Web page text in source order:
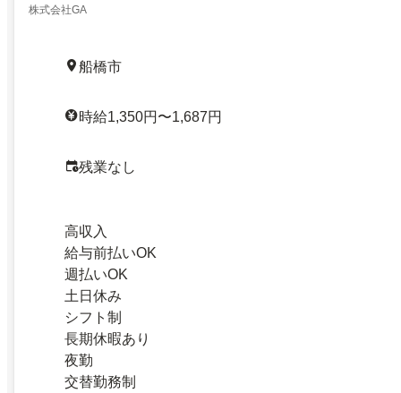
株式会社GA
船橋市
時給1,350円〜1,687円
残業なし
高収入
給与前払いOK
週払いOK
土日休み
シフト制
長期休暇あり
夜勤
交替勤務制